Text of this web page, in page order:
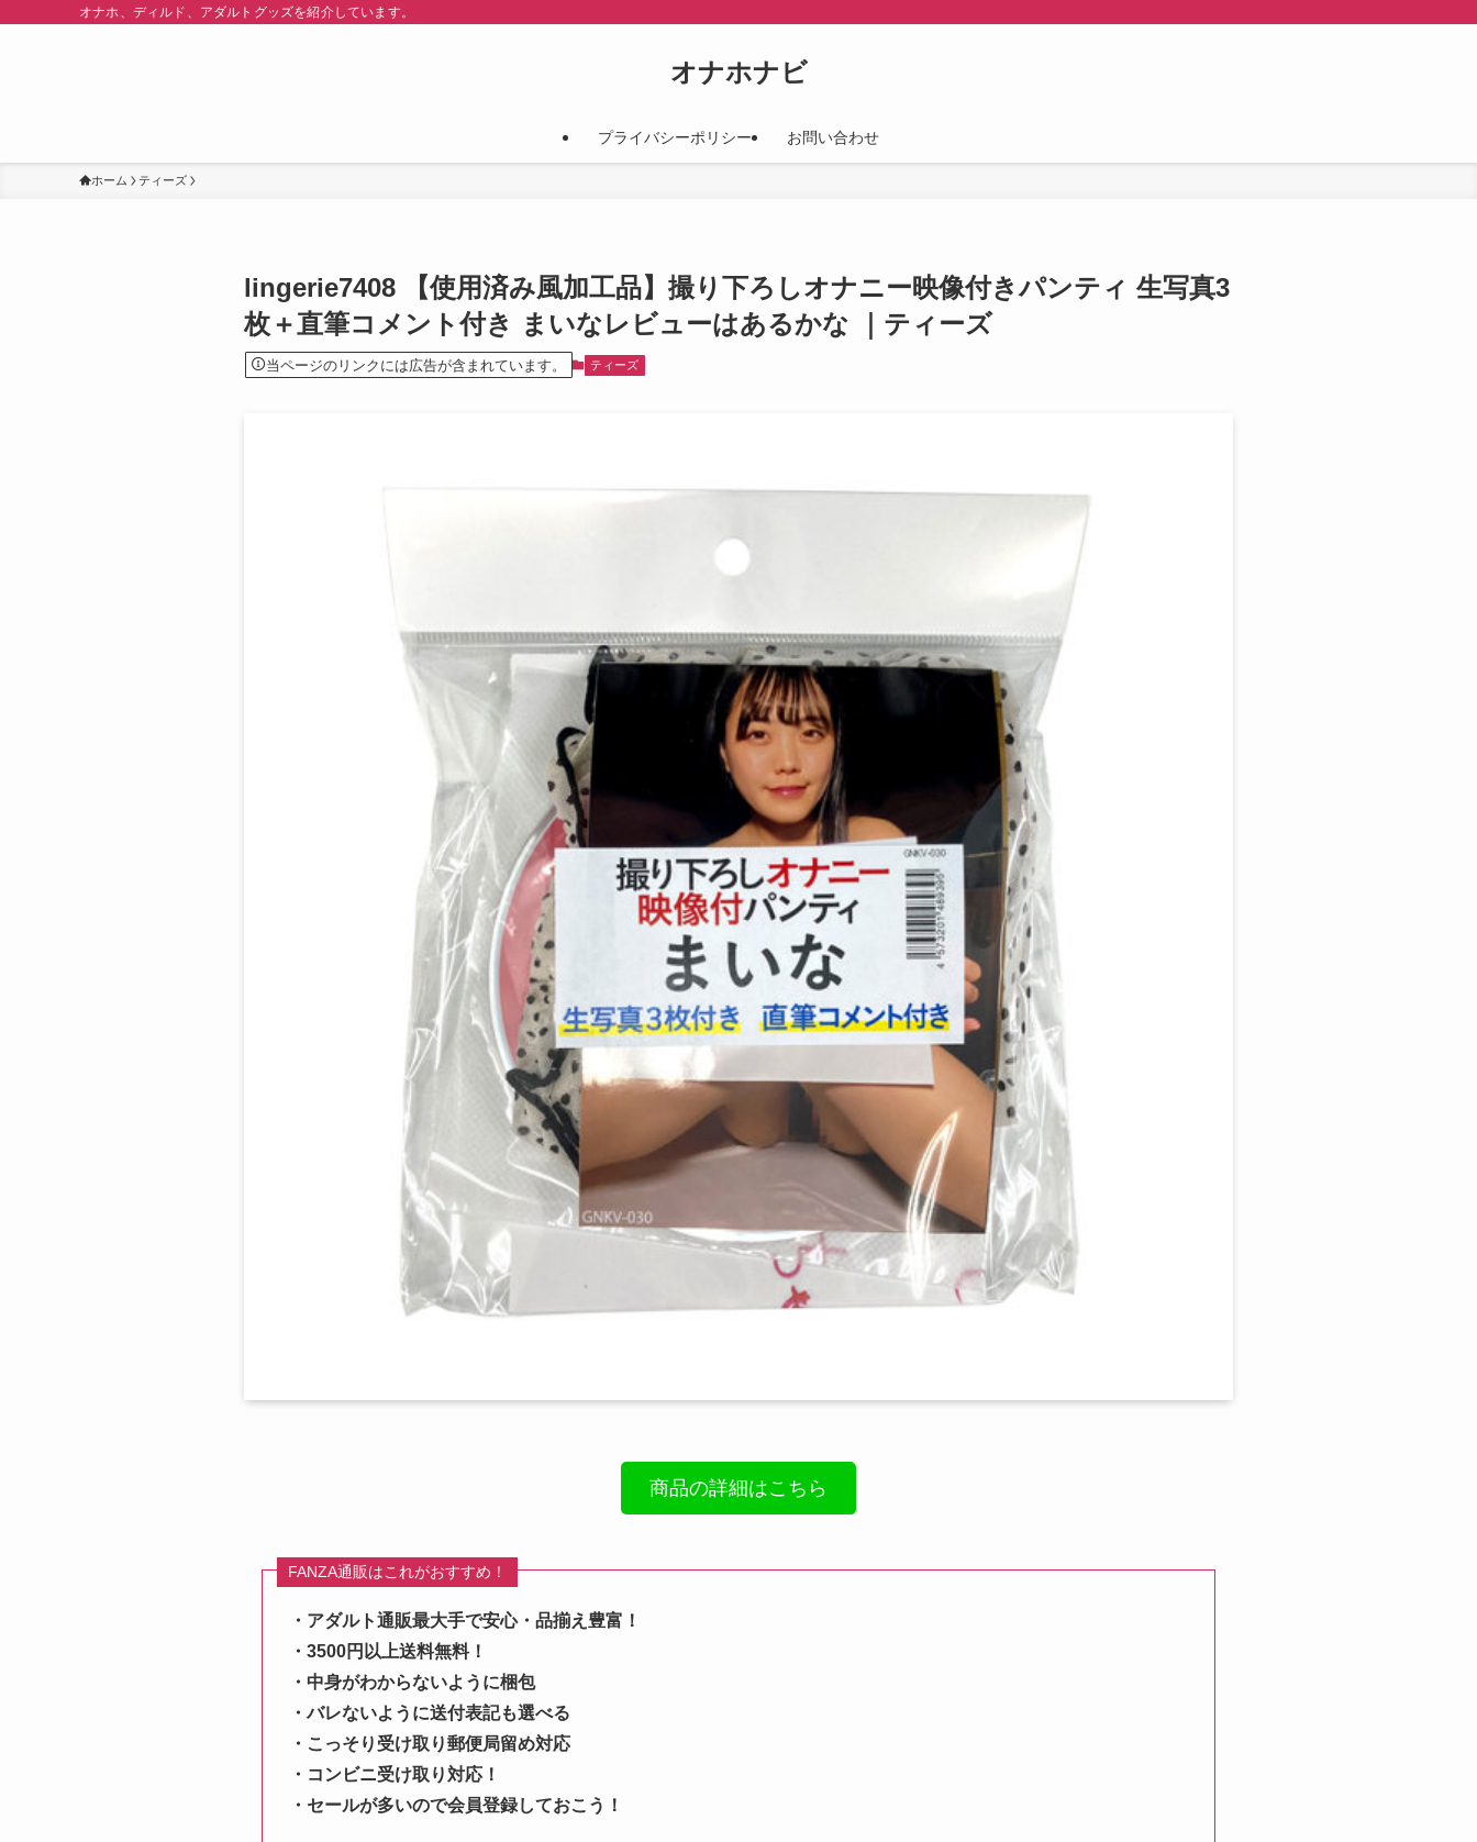
オナホ、ディルド、アダルトグッズを紹介しています。
オナホナビ
プライバシーポリシー お問い合わせ
ホーム ティーズ
lingerie7408 【使用済み風加工品】撮り下ろしオナニー映像付きパンティ 生写真3
枚＋直筆コメント付き まいなレビューはあるかな ｜ティーズ
当ページのリンクには広告が含まれています。 ティーズ
商品の詳細はこちら
FANZA通販はこれがおすすめ！
・アダルト通販最大手で安心・品揃え豊富！
・3500円以上送料無料！
・中身がわからないように梱包
・バレないように送付表記も選べる
・こっそり受け取り郵便局留め対応
・コンビニ受け取り対応！
・セールが多いので会員登録しておこう！